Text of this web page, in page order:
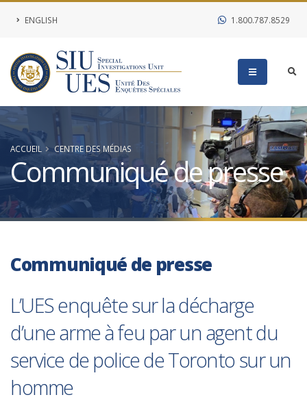
ENGLISH 1.800.787.8529
ACCUEIL CENTRE DES MÉDIAS
Communiqué de presse
Communiqué de presse
L’UES enquête sur la décharge
d’une arme à feu par un agent du
service de police de Toronto sur un
homme